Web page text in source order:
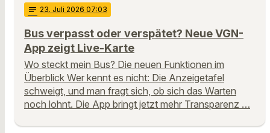
notes 23. Juli 2026 07:03
Bus verpasst oder verspätet? Neue VGN-
App zeigt Live-Karte
Wo steckt mein Bus? Die neuen Funktionen im
Überblick Wer kennt es nicht: Die Anzeigetafel
schweigt, und man fragt sich, ob sich das Warten
noch lohnt. Die App bringt jetzt mehr Transparenz …